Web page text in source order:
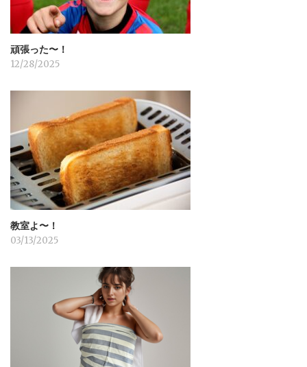
頑張った〜！
12/28/2025
教室よ〜！
03/13/2025